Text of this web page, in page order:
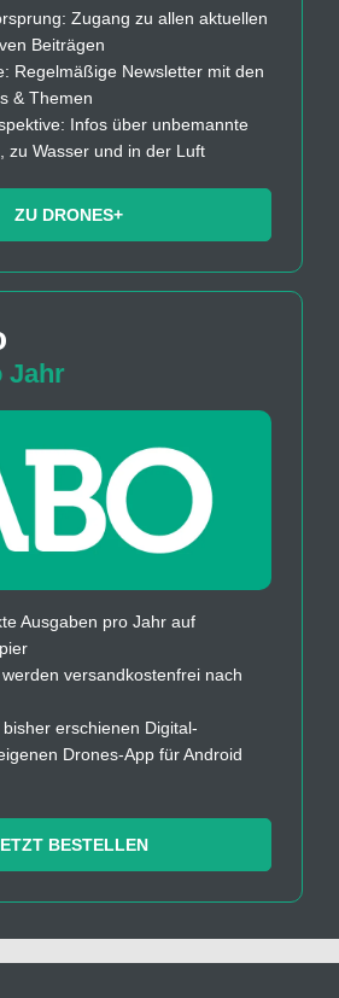
Zugang zu allen aktuellen
Beiträgen
Regelmäßige Newsletter mit den
& Themen
Infos über unbemannte
zu Wasser und in der Luft
ZU DRONES+
Jahr
Ausgaben pro Jahr auf
versandkostenfrei nach
erschienen Digital-
Drones-App für Android
BESTELLEN